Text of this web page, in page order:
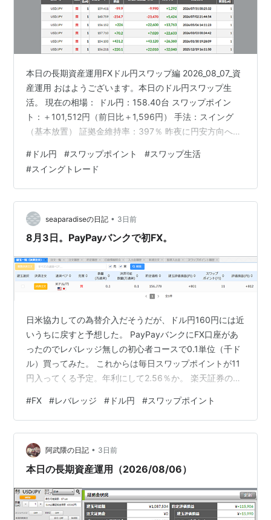
本日の長期資産運用FXドル円スワップ編 2026_08_07_資
産運用 おはようございます。本日のドル円スワップ生
活。 現在の相場： ドル円：158.40台 スワップポイン
ト：＋101,512円（前日比＋1,596円） 手法：スイング
（基本放置） 証拠金維持率：397％ 昨夜に円安方向へ進
す。 原油先物がやや上昇中で、中東情勢は現状維持。 今
夜はアメリカ雇用統計があり、様子見の姿勢が多数見ら
れます。最近は中東情勢の不透明感が優勢的な展開でし
たが、今夜はどうなるか。 スワップポイント貯蓄のため
様子見姿勢は継続中です。 今日も暑い一日、水分補給と
少量…
# ドル円 #スワップポイント #スワップ生活
#スイングトレード
seaparadiseの日記 • 3日前
8月3日。PayPayバンクで初FX。
日米協力しての為替介入だそうだが、ドル円160円には近
いうちに戻すと予想した。 PayPayバンクにFX口座があ
ったのでレバレッジ無しの初心者コースで0.1単位（千ド
ル）買ってみた。 これからは毎日スワップポイントが11
円入ってくる予定。年利にして2.56％か。 楽天証券のFX
か？ 4％逆に動けばすっからかんになるぞ。
#FX #レバレッジ # ドル円 #スワップポイント
阿武隈の日記 • 3日前
本日の長期資産運用（2026/08/06）